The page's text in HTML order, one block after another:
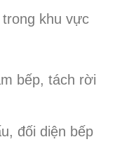
khu vực
bếp, tách rời
đối diện bếp